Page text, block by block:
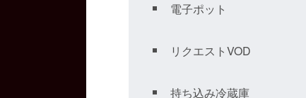
電子ポット
リクエストVOD
持ち込み冷蔵庫